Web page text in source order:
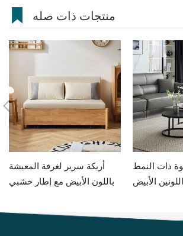
منتجات ذات صله
أريكة سرير لغرفة المعيشة
باللون الأبيض مع إطار خشبي
ذات النمط
الأبيض